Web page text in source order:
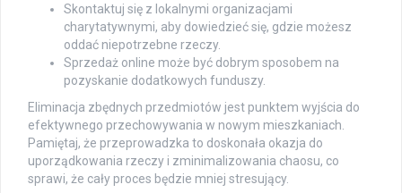
Skontaktuj się z lokalnymi organizacjami
charytatywnymi, aby dowiedzieć się, gdzie możesz
oddać niepotrzebne rzeczy.
Sprzedaż online może być dobrym sposobem na
pozyskanie dodatkowych funduszy.
Eliminacja zbędnych przedmiotów jest punktem wyjścia do
efektywnego przechowywania w nowym mieszkaniach.
Pamiętaj, że przeprowadzka to doskonała okazja do
uporządkowania rzeczy i zminimalizowania chaosu, co
sprawi, że cały proces będzie mniej stresujący.